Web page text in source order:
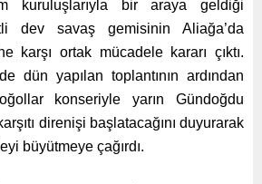
kuruluşlarıyla bir araya geldiği
dev savaş gemisinin Aliağa’da
karşı ortak mücadele kararı çıktı.
dün yapılan toplantının ardından
konseriyle yarın Gündoğdu
direnişi başlatacağını duyurarak
büyütmeye çağırdı.